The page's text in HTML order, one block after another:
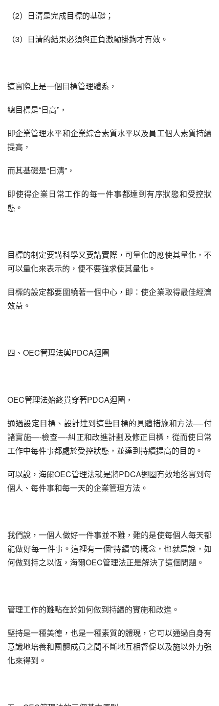
（2）日清是完成目標的基礎；
（3）日清的結果必須與正負激勵掛鉤才有效。
這實際上是一個目標管理體系，
總目標是“日高”，
即企業管理水平和企業綜合素質水平以及員工個人素質持續
提高，
而其基礎是“日清”，
即使得企業日常工作的每一件事都達到有序狀態和受控狀
態。
目標的制定要講科學又要講實際，可量化的應使其量化，不
可以量化來表示的，便不要強求使其量化。
目標的設定都要圍繞著一個中心，即：使企業取得最佳經濟
效益。
四、OEC管理法輿PDCA迴圈
OEC管理法始終貫穿著PDCA迴圈，
通過設定目標、設計達到這些目標的具體措施和方法—-付
諸實施—-檢查—-糾正和改進計劃及修正目標，從而使日常
工作中每件事都處於受控狀態，並達到持續提高的目的。
可以說，海爾OEC管理法就是將PDCA迴圈有效地落實到每
個人、每件事和每一天的企業管理方法。
我們說，一個人做好一件事並不難，難的是使每個人每天都
能做好每一件事。這裡有一個“持續”的概念，也就是說，如
何做到持之以恆，海爾OEC管理法正是解決了這個問題。
管理工作的難點在於如何做到持續的實施和改進。
堅持是一種美德，也是一種素質的體現，它可以通過自身有
意識地培養和團體成員之間不斷地互相督促以及施以外力強
化來得到。